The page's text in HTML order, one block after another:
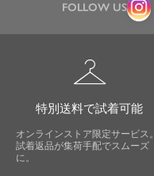
FOLLOW US
checkroom
特別送料で試着可能
オンラインストア限定サービス。
試着返品が集荷手配でスムーズ
に。